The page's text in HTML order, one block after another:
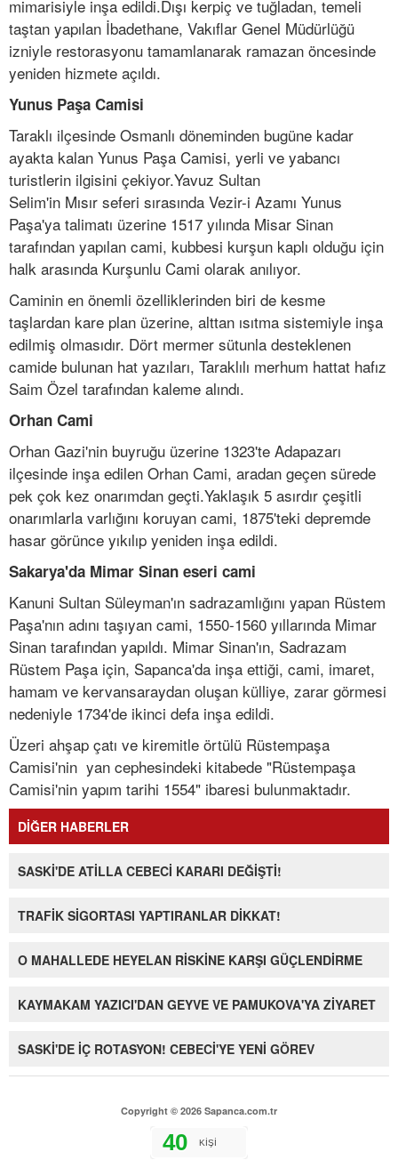
mimarisiyle inşa edildi.Dışı kerpiç ve tuğladan, temeli
taştan yapılan İbadethane, Vakıflar Genel Müdürlüğü
izniyle restorasyonu tamamlanarak ramazan öncesinde
yeniden hizmete açıldı.
Yunus Paşa Camisi
Taraklı ilçesinde Osmanlı döneminden bugüne kadar
ayakta kalan Yunus Paşa Camisi, yerli ve yabancı
turistlerin ilgisini çekiyor.Yavuz Sultan
Selim'in Mısır seferi sırasında Vezir-i Azamı Yunus
Paşa'ya talimatı üzerine 1517 yılında Misar Sinan
tarafından yapılan cami, kubbesi kurşun kaplı olduğu için
halk arasında Kurşunlu Cami olarak anılıyor.
Caminin en önemli özelliklerinden biri de kesme
taşlardan kare plan üzerine, alttan ısıtma sistemiyle inşa
edilmiş olmasıdır. Dört mermer sütunla desteklenen
camide bulunan hat yazıları, Taraklılı merhum hattat hafız
Saim Özel tarafından kaleme alındı.
Orhan Cami
Orhan Gazi'nin buyruğu üzerine 1323'te Adapazarı
ilçesinde inşa edilen Orhan Cami, aradan geçen sürede
pek çok kez onarımdan geçti.Yaklaşık 5 asırdır çeşitli
onarımlarla varlığını koruyan cami, 1875'teki depremde
hasar görünce yıkılıp yeniden inşa edildi.
Sakarya'da Mimar Sinan eseri cami
Kanuni Sultan Süleyman'ın sadrazamlığını yapan Rüstem
Paşa'nın adını taşıyan cami, 1550-1560 yıllarında Mimar
Sinan tarafından yapıldı. Mimar Sinan'ın, Sadrazam
Rüstem Paşa için, Sapanca'da inşa ettiği, cami, imaret,
hamam ve kervansaraydan oluşan külliye, zarar görmesi
nedeniyle 1734'de ikinci defa inşa edildi.
Üzeri ahşap çatı ve kiremitle örtülü Rüstempaşa
Camisi'nin yan cephesindeki kitabede "Rüstempaşa
Camisi'nin yapım tarihi 1554" ibaresi bulunmaktadır.
DİĞER HABERLER
SASKİ'DE ATİLLA CEBECİ KARARI DEĞİŞTİ!
TRAFİK SİGORTASI YAPTIRANLAR DİKKAT!
O MAHALLEDE HEYELAN RİSKİNE KARŞI GÜÇLENDİRME
KAYMAKAM YAZICI'DAN GEYVE VE PAMUKOVA'YA ZİYARET
SASKİ'DE İÇ ROTASYON! CEBECİ'YE YENİ GÖREV
Copyright © 2026 Sapanca.com.tr